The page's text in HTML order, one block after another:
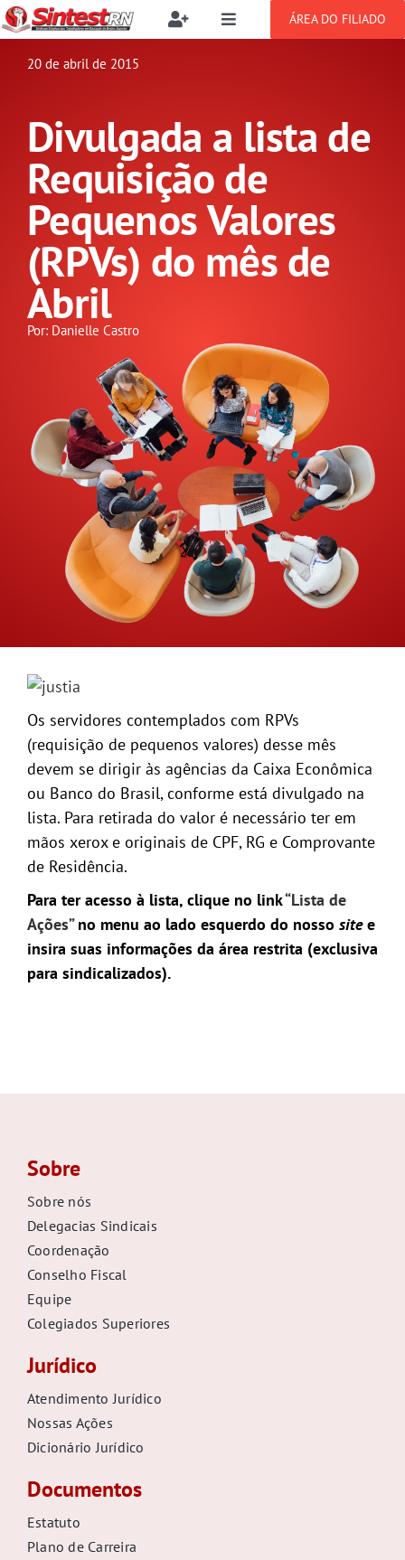
Ir
para
Toggle
Buscar
resultados
Filie-se
Benefícios
Setor jurídico
Toggle
SOBRE
NOTÍCIAS
PUBLICAÇÕES
CONGRESSOS
GREVE
DOCUMENTOS
GALERIA
ÁREA DO FILIADO
20 de abril de 2015
Divulgada a lista de
Requisição de
Pequenos Valores
(RPVs) do mês de
Abril
Por: Danielle Castro
Os servidores contemplados com RPVs
(requisição de pequenos valores) desse mês
devem se dirigir às agências da Caixa Econômica
ou Banco do Brasil, conforme está divulgado na
lista. Para retirada do valor é necessário ter em
mãos xerox e originais de CPF, RG e Comprovante
de Residência.
Para ter acesso à lista, clique no link“Lista de
Ações”no menu ao lado esquerdo do nosso site e
insira suas informações da área restrita (exclusiva
para sindicalizados).
Sobre
Sobre nós
Delegacias Sindicais
Coordenação
Conselho Fiscal
Equipe
Colegiados Superiores
Jurídico
Atendimento Jurídico
Nossas Ações
Dicionário Jurídico
Documentos
Estatuto
Plano de Carreira